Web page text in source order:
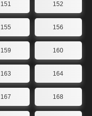
151 152
155 156
159 160
163 164
167 168